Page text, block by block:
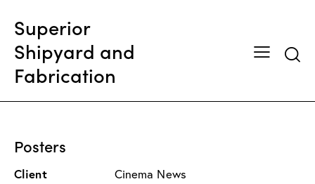
Superior
Shipyard and
Fabrication
Posters
Client
Cinema News